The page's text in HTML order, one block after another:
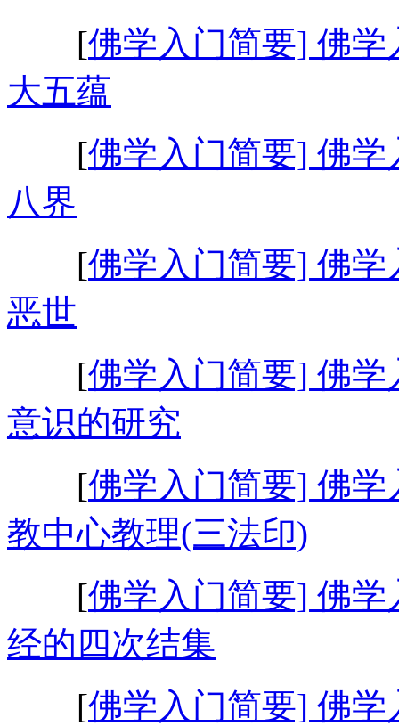
[佛学入门简要] 佛
大五蕴
[佛学入门简要] 佛
八界
[佛学入门简要] 佛
恶世
[佛学入门简要] 佛
意识的研究
[佛学入门简要] 佛
教中心教理(三法印)
[佛学入门简要] 佛
经的四次结集
[佛学入门简要] 佛